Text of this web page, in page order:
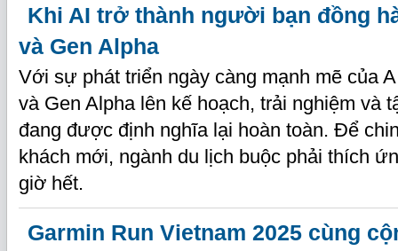
Khi AI trở thành người bạn đồng
và Gen Alpha
Với sự phát triển ngày càng mạnh mẽ của
và Gen Alpha lên kế hoạch, trải nghiệm và
đang được định nghĩa lại hoàn toàn. Để
khách mới, ngành du lịch buộc phải thích
giờ hết.
Garmin Run Vietnam 2025 cùng